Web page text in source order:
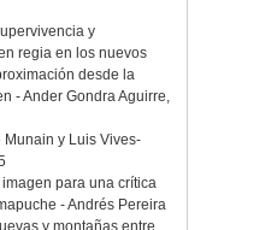
y
regia en los nuevos
desde la
- Ander Gondra Aguirre,
y Luis Vives-
para una crítica
- Andrés Pereira
y montañas entre